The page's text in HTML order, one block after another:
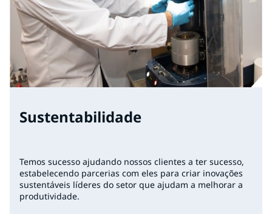
Sustentabilidade
Temos sucesso ajudando nossos clientes a ter sucesso,
estabelecendo parcerias com eles para criar inovações
sustentáveis ​​líderes do setor que ajudam a melhorar a
produtividade.